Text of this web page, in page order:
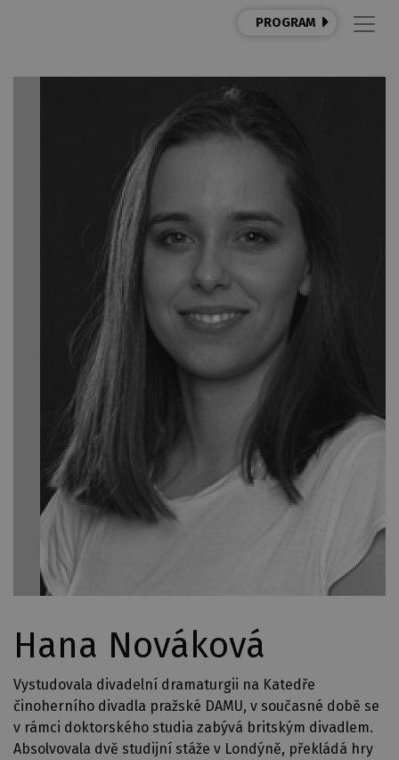
PROGRAM
Hana Nováková
Vystudovala divadelní dramaturgii na Katedře
činoherního divadla pražské DAMU, v současné době se
v rámci doktorského studia zabývá britským divadlem.
Absolvovala dvě studijní stáže v Londýně, překládá hry